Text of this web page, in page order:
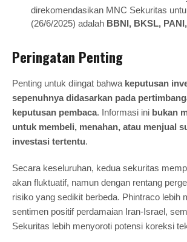
direkomendasikan MNC Sekuritas
(26/6/2025) adalah BBNI, BKSL,
Peringatan Penting
Penting untuk diingat bahwa keputusan
sepenuhnya didasarkan pada
keputusan pembaca. Informasi ini bukan
untuk membeli, menahan, atau menjual
investasi tertentu.
Secara keseluruhan, kedua sekuritas
akan fluktuatif, namun dengan rentang
risiko yang sedikit berbeda. Phintraco lebih
sentimen positif perdamaian Iran-Israel,
Sekuritas lebih menyoroti potensi koreksi